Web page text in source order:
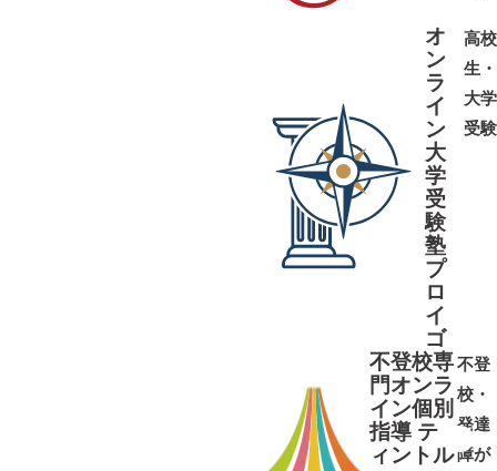
オ
ン
ラ
イ
ン
大
学
受
験
塾
プ
ロ
イ
ゴ
高校
生・
大学
受験
不登校専
門オンラ
イン個別
指導 テ
ィントル
不登
校・
発達
障が
➜➜